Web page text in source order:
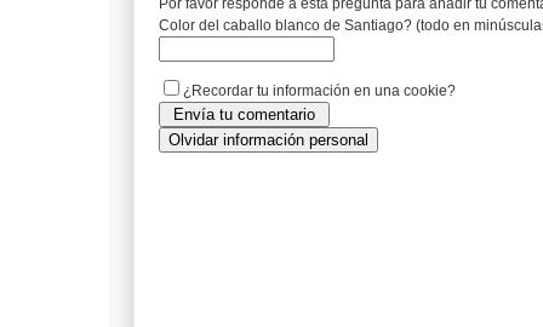
Por favor responde a esta pregunta para añadir tu
Color del caballo blanco de Santiago? (todo en
¿Recordar tu información en una cookie?